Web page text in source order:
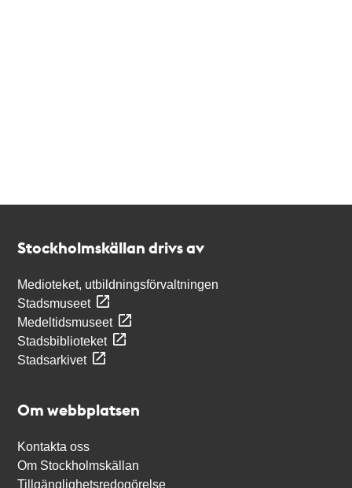
Stockholmskällan drivs av
Medioteket, utbildningsförvaltningen
Stadsmuseet
Medeltidsmuseet
Stadsbiblioteket
Stadsarkivet
Om webbplatsen
Kontakta oss
Om Stockholmskällan
Tillgänglighetsredogörelse